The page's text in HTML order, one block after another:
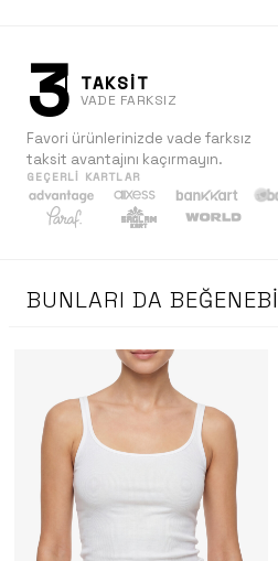
3 TAKSİT
VADE FARKSIZ
Favori ürünlerinizde vade farksız
taksit avantajını kaçırmayın.
GEÇERLI KARTLAR
BUNLARI DA